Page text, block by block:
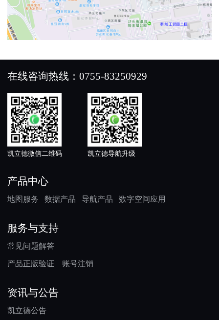
在线咨询热线：0755-83250929
凯立德微信二维码 凯立德导航升级
产品中心
地图服务 数据产品 导航产品 数字空间应用
服务与支持
常见问题解答
产品正版验证 账号注销
资讯与公告
凯立德公告